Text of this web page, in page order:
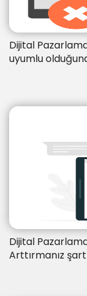
Dijital
uyumlu
Dijital
Arttırmanız